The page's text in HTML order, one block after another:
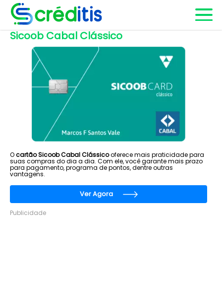
Sicoob Cabal Clássico
Ocartão Sicoob Cabal Clássicooferece mais praticidade para
suas compras do dia a dia. Com ele, você garante mais prazo
para pagamento, programa de pontos, dentre outras
vantagens.
Ver Agora
Publicidade